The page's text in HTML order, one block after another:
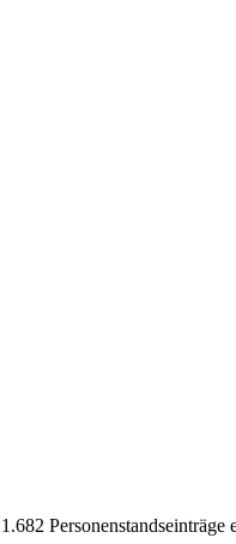
Personenstandseinträge